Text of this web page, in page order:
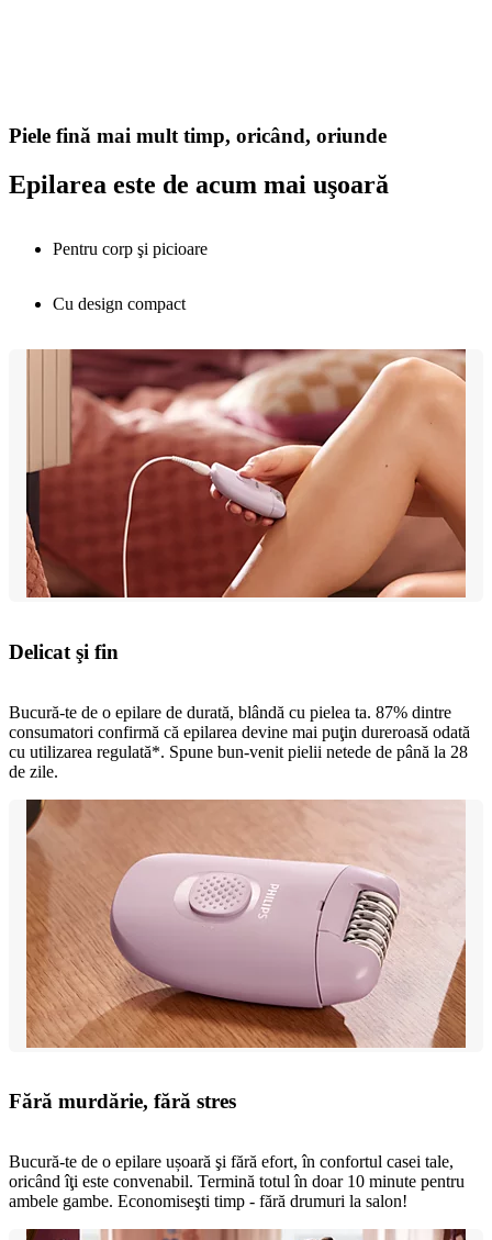
Piele fină mai mult timp, oricând, oriunde
Epilarea este de acum mai uşoară
Pentru corp şi picioare
Cu design compact
Delicat şi fin
Bucură-te de o epilare de durată, blândă cu pielea ta. 87% dintre
consumatori confirmă că epilarea devine mai puţin dureroasă odată
cu utilizarea regulată*. Spune bun-venit pielii netede de până la 28
de zile.
Fără murdărie, fără stres
Bucură-te de o epilare ușoară şi fără efort, în confortul casei tale,
oricând îţi este convenabil. Termină totul în doar 10 minute pentru
ambele gambe. Economiseşti timp - fără drumuri la salon!